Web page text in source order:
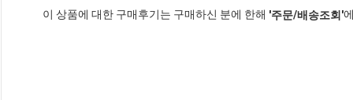
이 상품에 대한 구매후기는 구매하신 분에 한해 '주문/배송조회'